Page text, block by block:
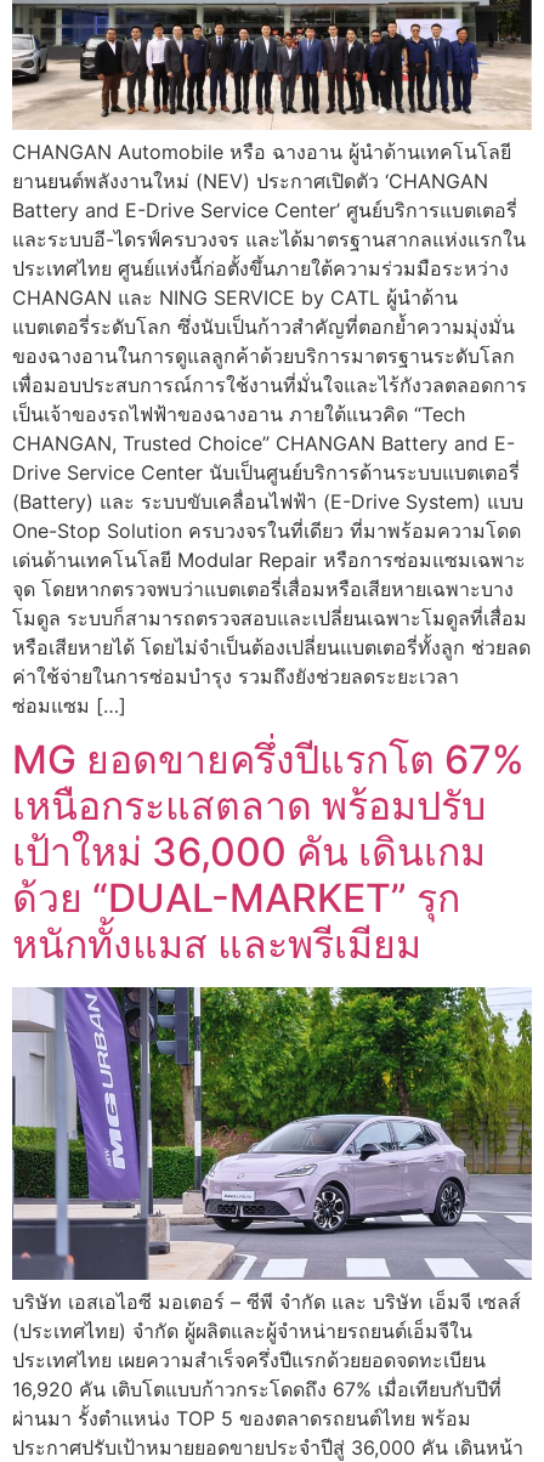
CHANGAN Automobile หรือ ฉางอาน ผู้นำด้านเทคโนโลยี
ยานยนต์พลังงานใหม่ (NEV) ประกาศเปิดตัว ‘CHANGAN
Battery and E-Drive Service Center’ ศูนย์บริการแบตเตอรี่
และระบบอี-ไดรฟ์ครบวงจร และได้มาตรฐานสากลแห่งแรกใน
ประเทศไทย ศูนย์แห่งนี้ก่อตั้งขึ้นภายใต้ความร่วมมือระหว่าง
CHANGAN และ NING SERVICE by CATL ผู้นำด้าน
แบตเตอรี่ระดับโลก ซึ่งนับเป็นก้าวสำคัญที่ตอกย้ำความมุ่งมั่น
ของฉางอานในการดูแลลูกค้าด้วยบริการมาตรฐานระดับโลก
เพื่อมอบประสบการณ์การใช้งานที่มั่นใจและไร้กังวลตลอดการ
เป็นเจ้าของรถไฟฟ้าของฉางอาน ภายใต้แนวคิด “Tech
CHANGAN, Trusted Choice” CHANGAN Battery and E-
Drive Service Center นับเป็นศูนย์บริการด้านระบบแบตเตอรี่
(Battery) และ ระบบขับเคลื่อนไฟฟ้า (E-Drive System) แบบ
One-Stop Solution ครบวงจรในที่เดียว ที่มาพร้อมความโดด
เด่นด้านเทคโนโลยี Modular Repair หรือการซ่อมแซมเฉพาะ
จุด โดยหากตรวจพบว่าแบตเตอรี่เสื่อมหรือเสียหายเฉพาะบาง
โมดูล ระบบก็สามารถตรวจสอบและเปลี่ยนเฉพาะโมดูลที่เสื่อม
หรือเสียหายได้ โดยไม่จำเป็นต้องเปลี่ยนแบตเตอรี่ทั้งลูก ช่วยลด
ค่าใช้จ่ายในการซ่อมบำรุง รวมถึงยังช่วยลดระยะเวลา
ซ่อมแซม […]
MG ยอดขายครึ่งปีแรกโต 67%
เหนือกระแสตลาด พร้อมปรับ
เป้าใหม่ 36,000 คัน เดินเกม
ด้วย “DUAL-MARKET” รุก
หนักทั้งแมส และพรีเมียม
บริษัท เอสเอไอซี มอเตอร์ – ซีพี จำกัด และ บริษัท เอ็มจี เซลส์
(ประเทศไทย) จำกัด ผู้ผลิตและผู้จำหน่ายรถยนต์เอ็มจีใน
ประเทศไทย เผยความสำเร็จครึ่งปีแรกด้วยยอดจดทะเบียน
16,920 คัน เติบโตแบบก้าวกระโดดถึง 67% เมื่อเทียบกับปีที่
ผ่านมา รั้งตำแหน่ง TOP 5 ของตลาดรถยนต์ไทย พร้อม
ประกาศปรับเป้าหมายยอดขายประจำปีสู่ 36,000 คัน เดินหน้า